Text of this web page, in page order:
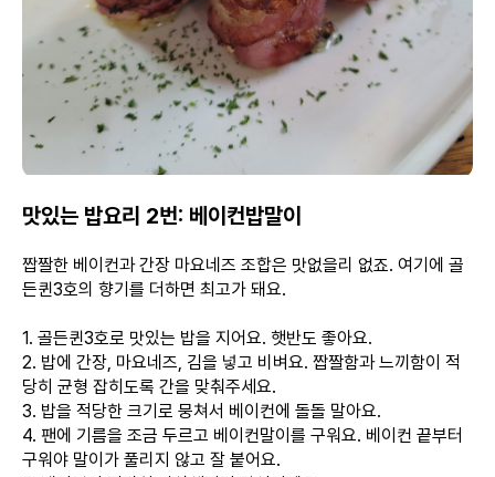
맛있는 밥요리 2번: 베이컨밥말이
짭짤한 베이컨과 간장 마요네즈 조합은 맛없을리 없죠. 여기에 골
든퀸3호의 향기를 더하면 최고가 돼요.
1. 골든퀸3호로 맛있는 밥을 지어요. 햇반도 좋아요.
2. 밥에 간장, 마요네즈, 김을 넣고 비벼요. 짭짤함과 느끼함이 적
당히 균형 잡히도록 간을 맞춰주세요.
3. 밥을 적당한 크기로 뭉쳐서 베이컨에 돌돌 말아요.
4. 팬에 기름을 조금 두르고 베이컨말이를 구워요. 베이컨 끝부터
구워야 말이가 풀리지 않고 잘 붙어요.